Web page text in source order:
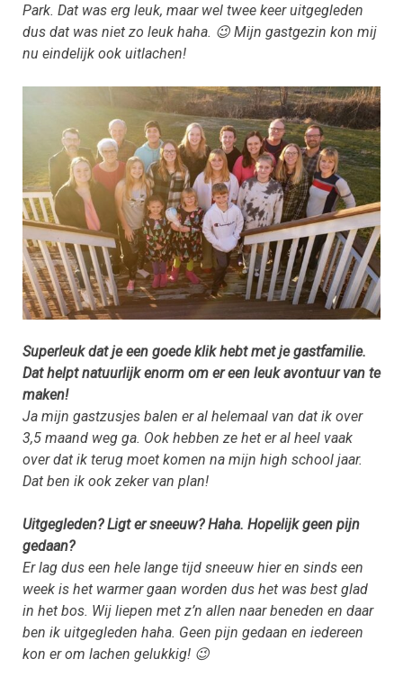
Park. Dat was erg leuk, maar wel twee keer uitgegleden
dus dat was niet zo leuk haha. 😉 Mijn gastgezin kon mij
nu eindelijk ook uitlachen!
Superleuk dat je een goede klik hebt met je gastfamilie.
Dat helpt natuurlijk enorm om er een leuk avontuur van te
maken!
Ja mijn gastzusjes balen er al helemaal van dat ik over
3,5 maand weg ga. Ook hebben ze het er al heel vaak
over dat ik terug moet komen na mijn high school jaar.
Dat ben ik ook zeker van plan!
Uitgegleden? Ligt er sneeuw? Haha. Hopelijk geen pijn
gedaan?
Er lag dus een hele lange tijd sneeuw hier en sinds een
week is het warmer gaan worden dus het was best glad
in het bos. Wij liepen met z’n allen naar beneden en daar
ben ik uitgegleden haha. Geen pijn gedaan en iedereen
kon er om lachen gelukkig! 😉